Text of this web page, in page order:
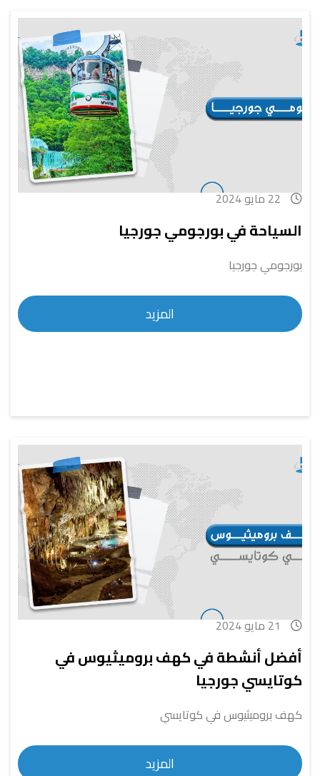
22 مايو 2024
السياحة في بورجومي جورجيا
بورجومي جورجيا
المزيد
21 مايو 2024
أفضل أنشطة في كهف بروميثيوس في
كوتايسي جورجيا
كهف بروميثيوس في كوتايسي
المزيد